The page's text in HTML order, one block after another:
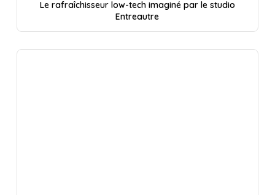
Le rafraîchisseur low-tech imaginé par le studio
Entreautre